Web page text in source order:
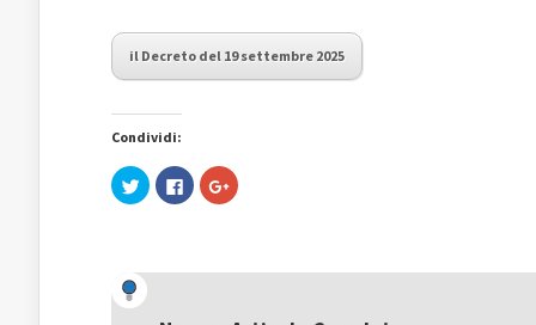
il Decreto del 19 settembre 2025
Condividi:
Fai
clic
(Si
apre
Fai
clic
Fai
clic